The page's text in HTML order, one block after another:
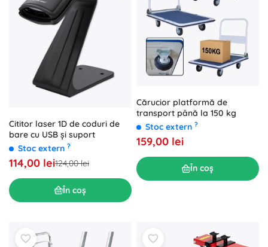
Cititor laser 1D de coduri de
bare cu USB și suport
Stoc extern ?
114,00 lei124,00 lei
În coș
Cărucior platformă de
transport până la 150 kg
Stoc extern ?
159,00 lei
În coș